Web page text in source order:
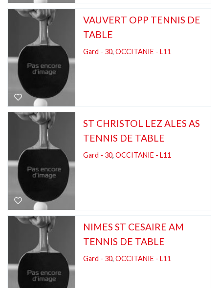
VAUVERT OPP TENNIS DE
TABLE
Gard - 30,OCCITANIE - L11
ST CHRISTOL LEZ ALES AS
TENNIS DE TABLE
Gard - 30,OCCITANIE - L11
NIMES ST CESAIRE AM
TENNIS DE TABLE
Gard - 30,OCCITANIE - L11